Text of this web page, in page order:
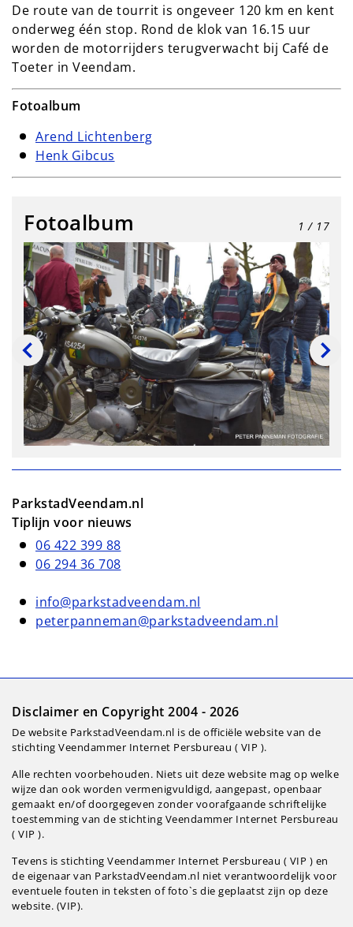
De route van de tourrit is ongeveer 120 km en kent
onderweg één stop. Rond de klok van 16.15 uur
worden de motorrijders terugverwacht bij Café de
Toeter in Veendam.
Fotoalbum
Arend Lichtenberg
Henk Gibcus
Fotoalbum 1 / 17
ParkstadVeendam.nl
Tiplijn voor nieuws
06 422 399 88
06 294 36 708
info@parkstadveendam.nl
peterpanneman@parkstadveendam.nl
Disclaimer en Copyright 2004 - 2026
De website ParkstadVeendam.nl is de officiële website van de
stichting Veendammer Internet Persbureau ( VIP ).
Alle rechten voorbehouden. Niets uit deze website mag op welke
wijze dan ook worden vermenigvuldigd, aangepast, openbaar
gemaakt en/of doorgegeven zonder voorafgaande schriftelijke
toestemming van de stichting Veendammer Internet Persbureau
( VIP ).
Tevens is stichting Veendammer Internet Persbureau ( VIP ) en
de eigenaar van ParkstadVeendam.nl niet verantwoordelijk voor
eventuele fouten in teksten of foto`s die geplaatst zijn op deze
website. (VIP).